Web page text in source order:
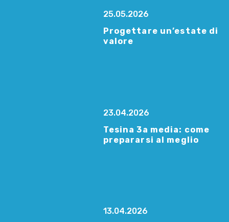
25.05.2026
Progettare un’estate di
valore
23.04.2026
Tesina 3a media: come
prepararsi al meglio
13.04.2026